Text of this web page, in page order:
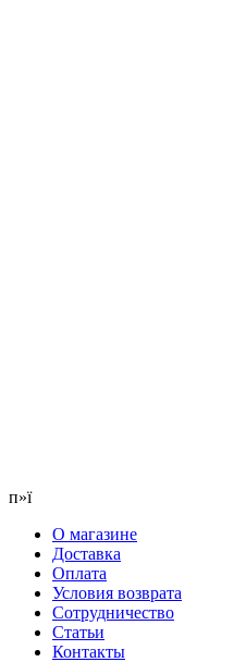
п»ї
О магазине
Доставка
Оплата
Условия возврата
Сотрудничество
Статьи
Контакты